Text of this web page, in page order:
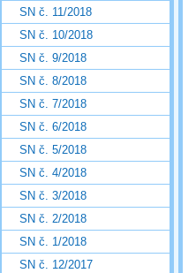
SN č. 11/2018
SN č. 10/2018
SN č. 9/2018
SN č. 8/2018
SN č. 7/2018
SN č. 6/2018
SN č. 5/2018
SN č. 4/2018
SN č. 3/2018
SN č. 2/2018
SN č. 1/2018
SN č. 12/2017